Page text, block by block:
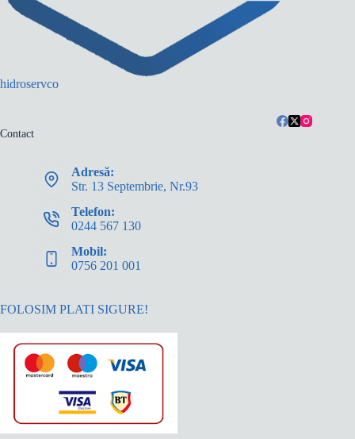
hidroservco
Contact
Adresă:
Str. 13 Septembrie, Nr.93
Telefon:
0244 567 130
Mobil:
0756 201 001
FOLOSIM PLATI SIGURE!